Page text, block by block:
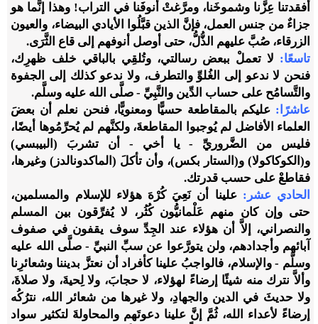
أفقدتنا عِزَّنا وشموخَنا، ومرَّغتْ أنوفَنا في التراب! وهذا إنَّما هو
جزاءٌ من جنس العمل، فإنَّ الذين قبَّلُوا الأيادي البيضاء، والعيون
الزرقاء، صُبَّ عليهم الذُّلُّ، حتى أوصل أنوفهم إلى قاع الثَّرَى.
تاسعًا: لا تعملْ ببعض رسالتي، وتُلقِي بالباقي خلف ظهرِك،
فنحن لا ندعو إلى الغُلوِّ والتطرف، ولا ندعو كذلك إلى الجفوة
والتَّسامُح على حساب الدِّين والنَّبِيِّ - صلَّى الله عليه وسلَّم.
عاشرًا: عليكم بالمقاطعة حسيًّا ومعنويًّا، فنحن نعلم أن بعضَ
العلماء الأفاضل لم يُوجبوا المقاطعةَ، ولكنَّهم لم يُحرِّمُوها أيضًا،
فليس من الضَّروريِّ - يا أخي - أن تشربَ (البيبسي)
و(الكوكاكولا) و(الستار بكس)، وأن تأكلَ (الماكدونالدز) وغيرها،
فقاطعْ على حسب قدرتك.
الحادي عشر: علينا أن نَعِيَ كُرْهَ هؤلاء للإسلام والمسلمين،
حتى وإن كان منهم عَلْمانيُّون كُثُر، لا يُفرِّقون بين المسلم
والنصراني، إلاَّ أن هؤلاء عند الجِدِّ سوف يقفون في صفوف
آبائهم وأجدادهم، ولن يتورَّعوا عن سبِّ النبيِّ - صلَّى الله عليه
وسلَّم - والإسلام، فالواجبُ علينا كأفراد أن نعتزَّ بديننا وشعائرِنا
وألاَّ نترك منه شيئًا إرضاءً لهؤلاء، لا حجابَ، ولا لِحيةَ، ولا صلاةَ،
ولا حديثَ في الدين والجهادِ، ولا غيرها من شعائر الله، نترُكُه
إرضاءً لأعداء الله، ثُمَّ إنَّ علينا دعوتَهم والمحاولةَ لتكثير سواد